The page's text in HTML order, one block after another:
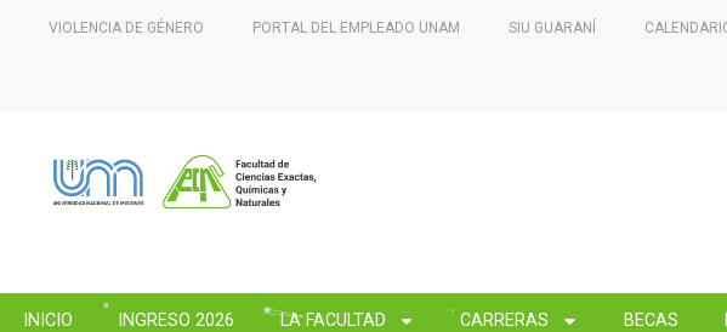
VIOLENCIA DE GÉNERO PORTAL DEL EMPLEADO UNAM SIU GUARANÍ
INICIO INGRESO 2026 LA FACULTAD CARRERAS BECAS